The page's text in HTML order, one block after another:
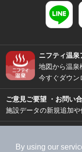
By using our
ニフティ温泉
地図から温泉
今すぐダウン
ご意見ご要望 ・お問い
施設データの新規追加
加盟店募集